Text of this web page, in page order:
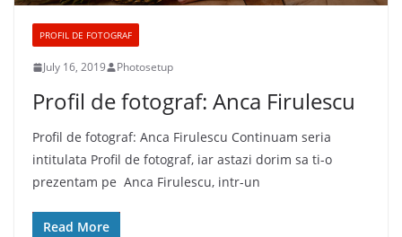
PROFIL DE FOTOGRAF
July 16, 2019 Photosetup
Profil de fotograf: Anca Firulescu
Profil de fotograf: Anca Firulescu Continuam seria
intitulata Profil de fotograf, iar astazi dorim sa ti-o
prezentam pe Anca Firulescu, intr-un
Read More